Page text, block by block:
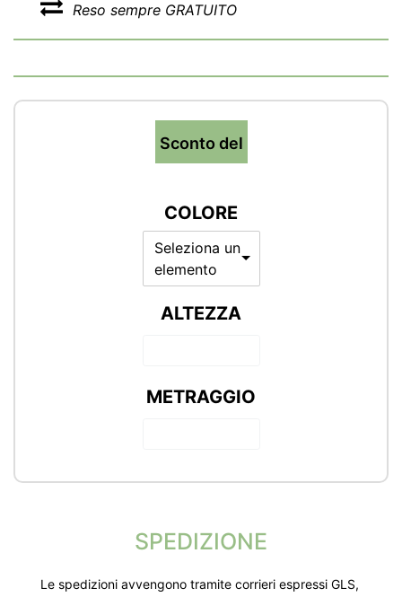
Reso sempre GRATUITO
Sconto del
COLORE
Seleziona un
elemento
ALTEZZA
METRAGGIO
SPEDIZIONE
Le spedizioni avvengono tramite corrieri espressi GLS,